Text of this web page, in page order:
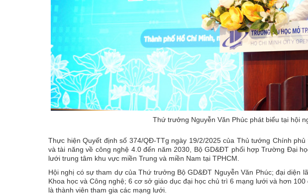
Thứ trưởng Nguyễn Văn Phúc phát biểu tại hội
Thực hiện Quyết định số 374/QĐ-TTg ngày 19/2/2025 của Thủ tướng Chính
và tài năng về công nghệ 4.0 đến năm 2030, Bộ GD&ĐT phối hợp Trường Đại
lưới trung tâm khu vực miền Trung và miền Nam tại TPHCM.
Hội nghị có sự tham dự của Thứ trưởng Bộ GD&ĐT Nguyễn Văn Phúc; đại diện
Khoa học và Công nghệ; 6 cơ sở giáo dục đại học chủ trì 6 mạng lưới và hơn
là thành viên tham gia các mạng lưới.